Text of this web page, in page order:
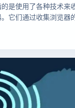
是使用了各种技术来
它们通过收集浏览器
等信息来创建一个唯一
线行为。